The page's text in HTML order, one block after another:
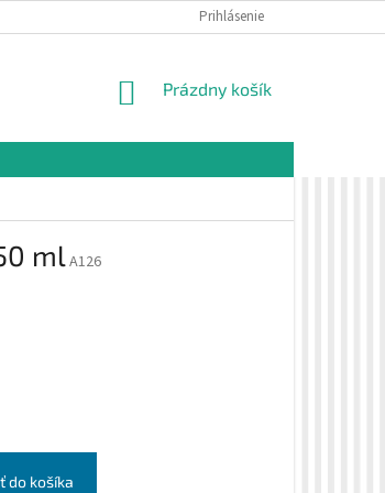
VZORKOVÁ PREDAJŇA
Prihlásenie
NÁKUPNÝ
Prázdny košík
mlA126
do košíka